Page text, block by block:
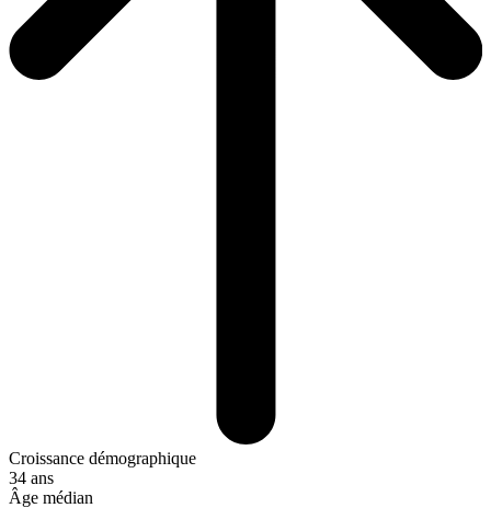
Croissance démographique
34 ans
Âge médian